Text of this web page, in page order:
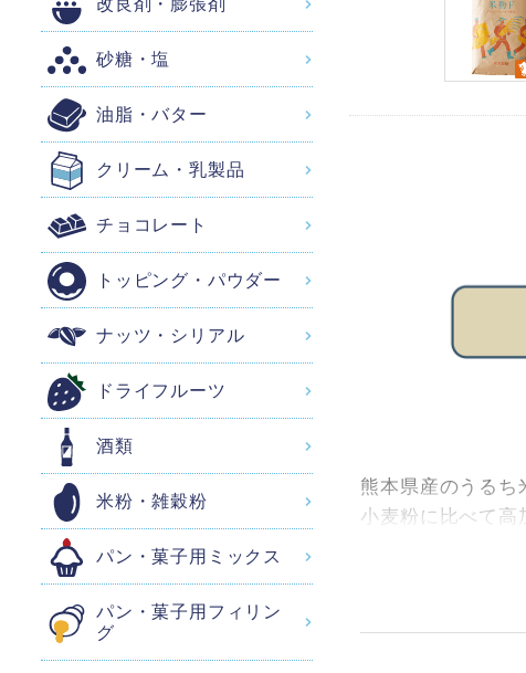
熊本県産のうるち
小麦粉に比べて高
米粉パンの特徴
改良剤・膨張剤
砂糖・塩
油脂・バター
クリーム・乳製品
チョコレート
トッピング・パウダー
ナッツ・シリアル
ドライフルーツ
酒類
米粉・雑穀粉
パン・菓子用ミックス
パン・菓子用フィリン
グ